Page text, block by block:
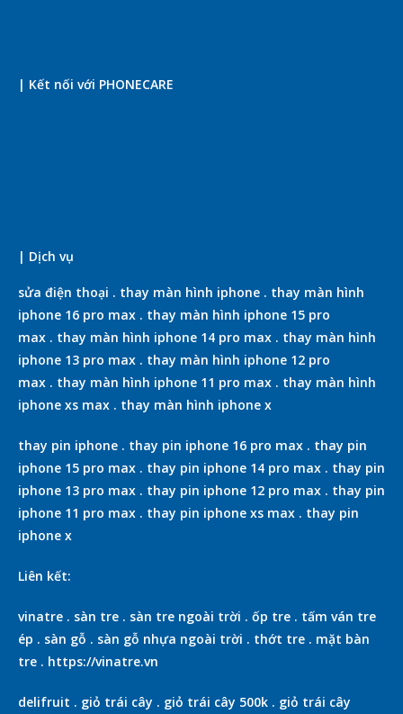
| Kết nối với PHONECARE
| Dịch vụ
sửa điện thoại . thay màn hình iphone . thay màn hình
iphone 16 pro max . thay màn hình iphone 15 pro
max . thay màn hình iphone 14 pro max . thay màn hình
iphone 13 pro max . thay màn hình iphone 12 pro
max . thay màn hình iphone 11 pro max . thay màn hình
iphone xs max . thay màn hình iphone x
thay pin iphone . thay pin iphone 16 pro max . thay pin
iphone 15 pro max . thay pin iphone 14 pro max . thay pin
iphone 13 pro max . thay pin iphone 12 pro max . thay pin
iphone 11 pro max . thay pin iphone xs max . thay pin
iphone x
Liên kết:
vinatre . sàn tre . sàn tre ngoài trời . ốp tre . tấm ván tre
ép . sàn gỗ . sàn gỗ nhựa ngoài trời . thớt tre . mặt bàn
tre . https://vinatre.vn
delifruit . giỏ trái cây . giỏ trái cây 500k . giỏ trái cây